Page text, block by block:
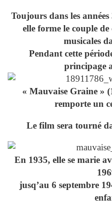
Toujours dans les
elle forme le couple de
musicales
Pendant cette
principage
« Mauvaise Graine »
remporte un
Le film sera tourné
En 1935, elle se marie
jusq’au 6 septembre